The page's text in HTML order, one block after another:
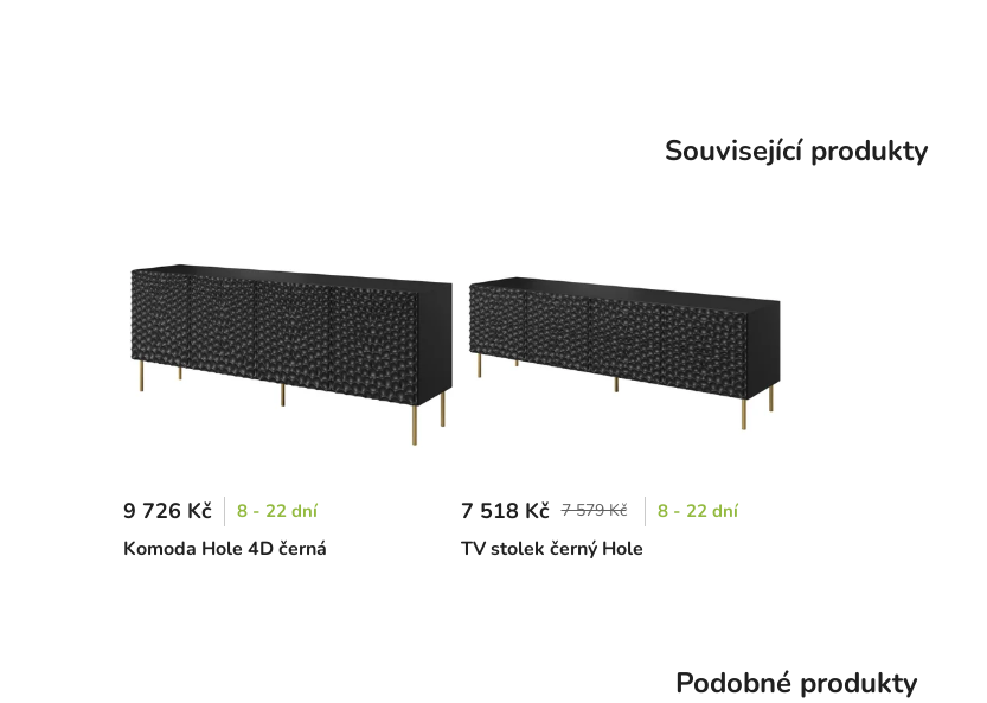
Související produkty
Komoda Hole 4D černá
9 726 Kč 8 - 22 dní
TV stolek černý Hole
7 518 Kč 7 579 Kč 8 - 22 dní
Podobné produkty